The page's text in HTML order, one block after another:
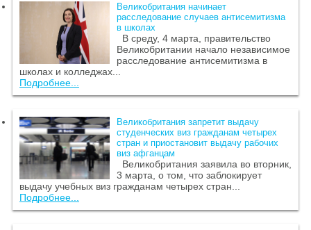
Великобритания начинает
расследование случаев антисемитизма
в школах
В среду, 4 марта, правительство
Великобритании начало независимое
расследование антисемитизма в
школах и колледжах...
Подробнее...
Великобритания запретит выдачу
студенческих виз гражданам четырех
стран и приостановит выдачу рабочих
виз афганцам
Великобритания заявила во вторник,
3 марта, о том, что заблокирует
выдачу учебных виз гражданам четырех стран...
Подробнее...